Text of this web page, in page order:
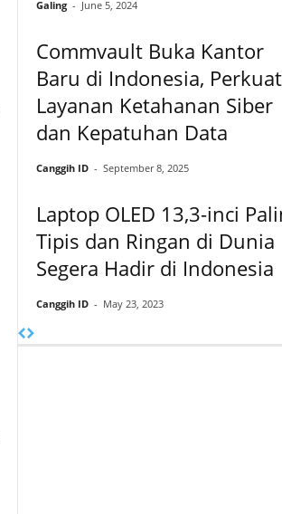
Galing - June 5, 2024
Commvault Buka Kantor
Baru di Indonesia, Perkuat
Layanan Ketahanan Siber
dan Kepatuhan Data
Canggih ID - September 8, 2025
Laptop OLED 13,3-inci
Tipis dan Ringan di Dunia
Segera Hadir di Indonesia
Canggih ID - May 23, 2023